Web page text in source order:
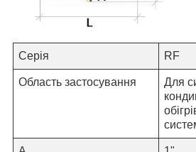
Серія RF
Область застосування
Для